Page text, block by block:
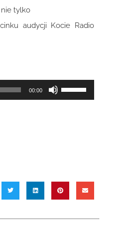
nie tylko
audycji Kocie Radio
00:00
Używaj
strzałek
dołu
aby